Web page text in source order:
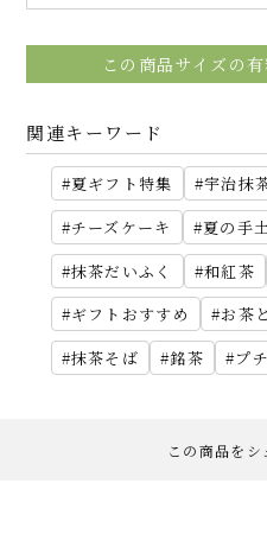
この商品サイズの
関連キーワード
夏ギフト特集 宇治抹
チーズケーキ
夏の手
抹茶だいふく
和紅茶
ギフトおすすめ
お茶
抹茶そば
銘茶 プ
この商品をシ